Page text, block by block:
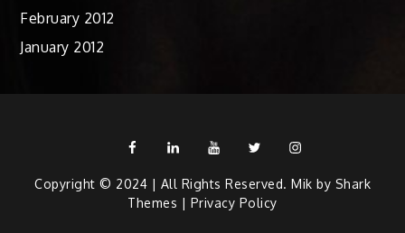
February 2012
January 2012
FacebookLinkedinYoutubeTwitterInstagram
Copyright © 2024 | All Rights Reserved. Mik by Shark
Themes | Privacy Policy